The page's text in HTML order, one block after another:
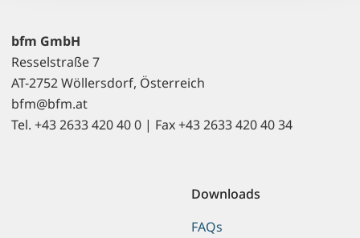
bfm GmbH
Resselstraße 7
AT-2752 Wöllersdorf, Österreich
bfm@bfm.at
Tel. +43 2633 420 40 0 | Fax +43 2633 420 40 34
Downloads
FAQs